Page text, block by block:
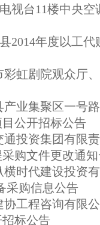
视台11楼中央
2014年度以工
彩虹剧院观众厅
产业集聚区一号
公开招标公告
通投资集团有限
购文件更改通
横时代建设投资
采购信息公告
协工程咨询有限
标公告